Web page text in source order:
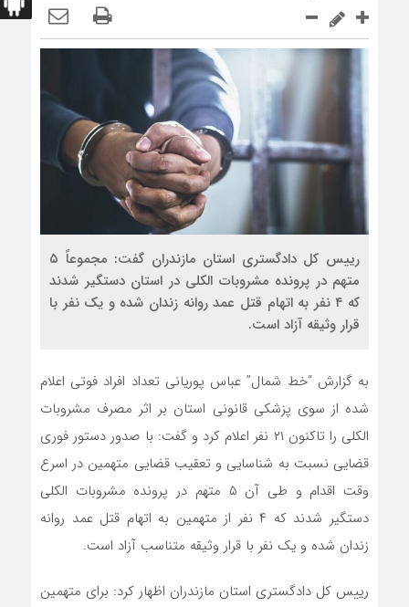
رییس کل دادگستری استان مازندران گفت: مجموعاً ۵
متهم در پرونده مشروبات الکلی در استان دستگیر شدند
که ۴ نفر به اتهام قتل عمد روانه زندان شده و یک نفر با
قرار وثیقه آزاد است.
به گزارش “خط شمال” عباس پوریانی تعداد افراد فوتی اعلام
شده از سوی پزشکی قانونی استان بر اثر مصرف مشروبات
الکلی را تاکنون ۲۱ نفر اعلام کرد و گفت: با صدور دستور فوری
قضایی نسبت به شناسایی و تعقیب قضایی متهمین در اسرع
وقت اقدام و طی آن ۵ متهم در پرونده مشروبات الکلی
دستگیر شدند که ۴ نفر از متهمین به اتهام قتل عمد روانه
زندان شده و یک نفر با قرار وثیقه متناسب آزاد است.
رییس کل دادگستری استان مازندران اظهار کرد: برای متهمین